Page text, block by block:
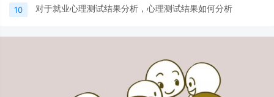
10 对于就业心理测试结果分析，心理测试结果如何分析